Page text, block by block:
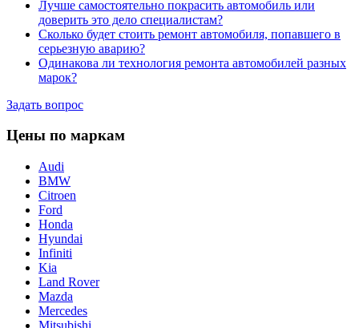
Лучше самостоятельно покрасить автомобиль или
доверить это дело специалистам?
Сколько будет стоить ремонт автомобиля, попавшего в
серьезную аварию?
Одинакова ли технология ремонта автомобилей разных
марок?
Задать вопрос
Цены по маркам
Audi
BMW
Citroen
Ford
Honda
Hyundai
Infiniti
Kia
Land Rover
Mazda
Mercedes